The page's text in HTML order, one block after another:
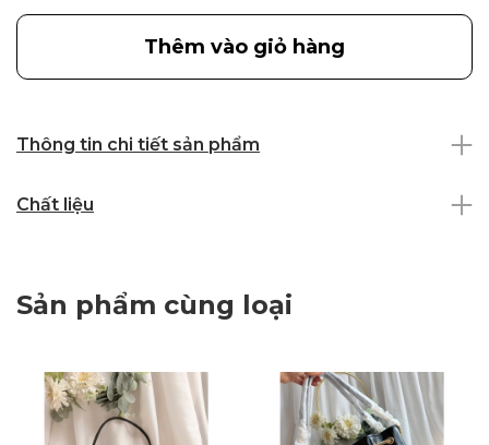
Thêm vào giỏ hàng
Thông tin chi tiết sản phẩm
Chất liệu
Sản phẩm cùng loại